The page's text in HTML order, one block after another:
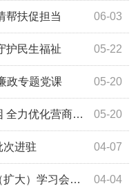
06-03
帮扶促担当
05-22
护民生福祉
05-20
政专题党课
05-20
优化营商环境
04-07
次进驻
04-04
会暨月度工作例会